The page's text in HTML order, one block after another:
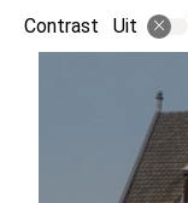
Contrast Uit